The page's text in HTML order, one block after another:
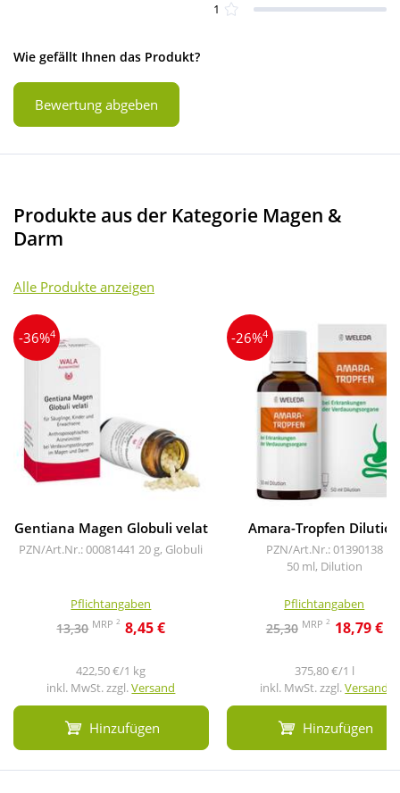
1
Wie gefällt Ihnen das Produkt?
Bewertung abgeben
Produkte aus der Kategorie Magen &
Darm
Alle Produkte anzeigen
-36%4
Gentiana Magen Globuli velat
PZN/Art.Nr.: 00081441 20 g, Globuli
Pflichtangaben
13,30 MRP2 8,45 €
422,50 €/1 kg
inkl. MwSt. zzgl.Versand
Hinzufügen
-26%4
Amara-Tropfen Dilution
PZN/Art.Nr.: 01390138
50 ml, Dilution
Pflichtangaben
25,30 MRP 2 18,79 €
375,80 €/1 l
inkl. MwSt. zzgl.Versand
Hinzufügen